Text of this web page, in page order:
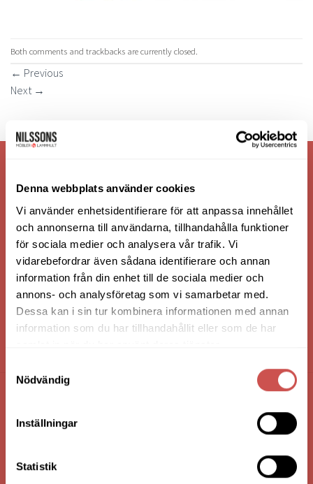
Denna webbplats använder cookies
Vi använder enhetsidentifierare för att anpassa innehållet
och annonserna till användarna, tillhandahålla funktioner
för sociala medier och analysera vår trafik. Vi
vidarebefordrar även sådana identifierare och annan
information från din enhet till de sociala medier och
annons- och analysföretag som vi samarbetar med.
Dessa kan i sin tur kombinera informationen med annan
information som du har tillhandahållit eller som de har
Nödvändig
Inställningar
Statistik
Both comments and trackbacks are currently closed.
← Previous
Next →
363 44 Lammhult